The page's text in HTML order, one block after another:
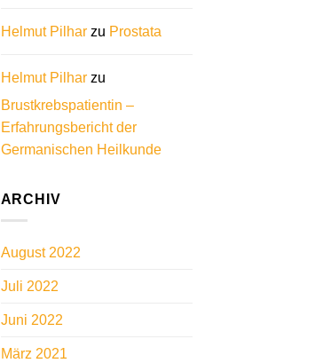
Helmut Pilharzu Prostata
Helmut Pilharzu
Brustkrebspatientin –
Erfahrungsbericht der
Germanischen Heilkunde
ARCHIV
August 2022
Juli 2022
Juni 2022
März 2021